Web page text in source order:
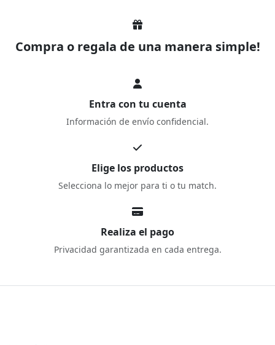
Compra o regala de una manera simple!
Entra con tu cuenta
Información de envío confidencial.
Elige los productos
Selecciona lo mejor para ti o tu match.
Realiza el pago
Privacidad garantizada en cada entrega.